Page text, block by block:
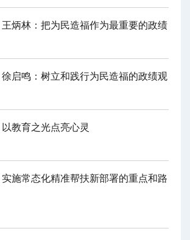
王炳林：把为民造福作为最重要的政绩
徐启鸣：树立和践行为民造福的政绩观
教育之光点亮心灵
施常态化精准帮扶新部署的重点和路